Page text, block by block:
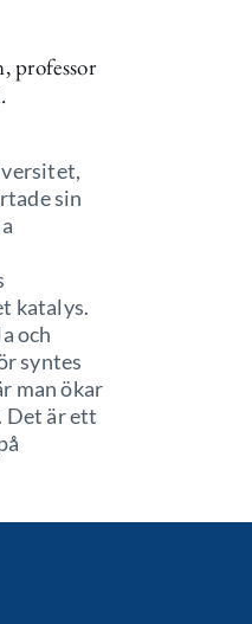
professor
sin
katalys.
och
syntes
man ökar
Det är ett